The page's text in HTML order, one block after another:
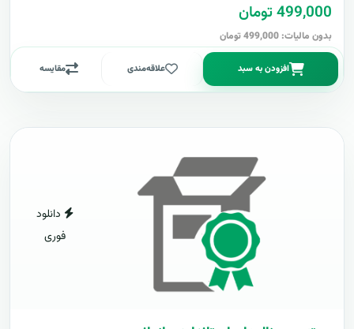
499,000 تومان
بدون مالیات: 499,000 تومان
افزودن به سبد علاقه‌مندی مقایسه
دانلود
فوری